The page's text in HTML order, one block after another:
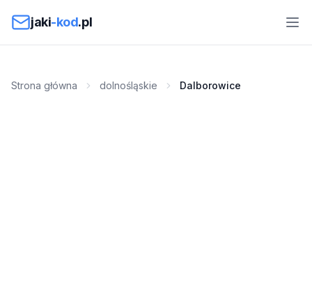
jaki-kod.pl
Strona główna dolnośląskie Dalborowice